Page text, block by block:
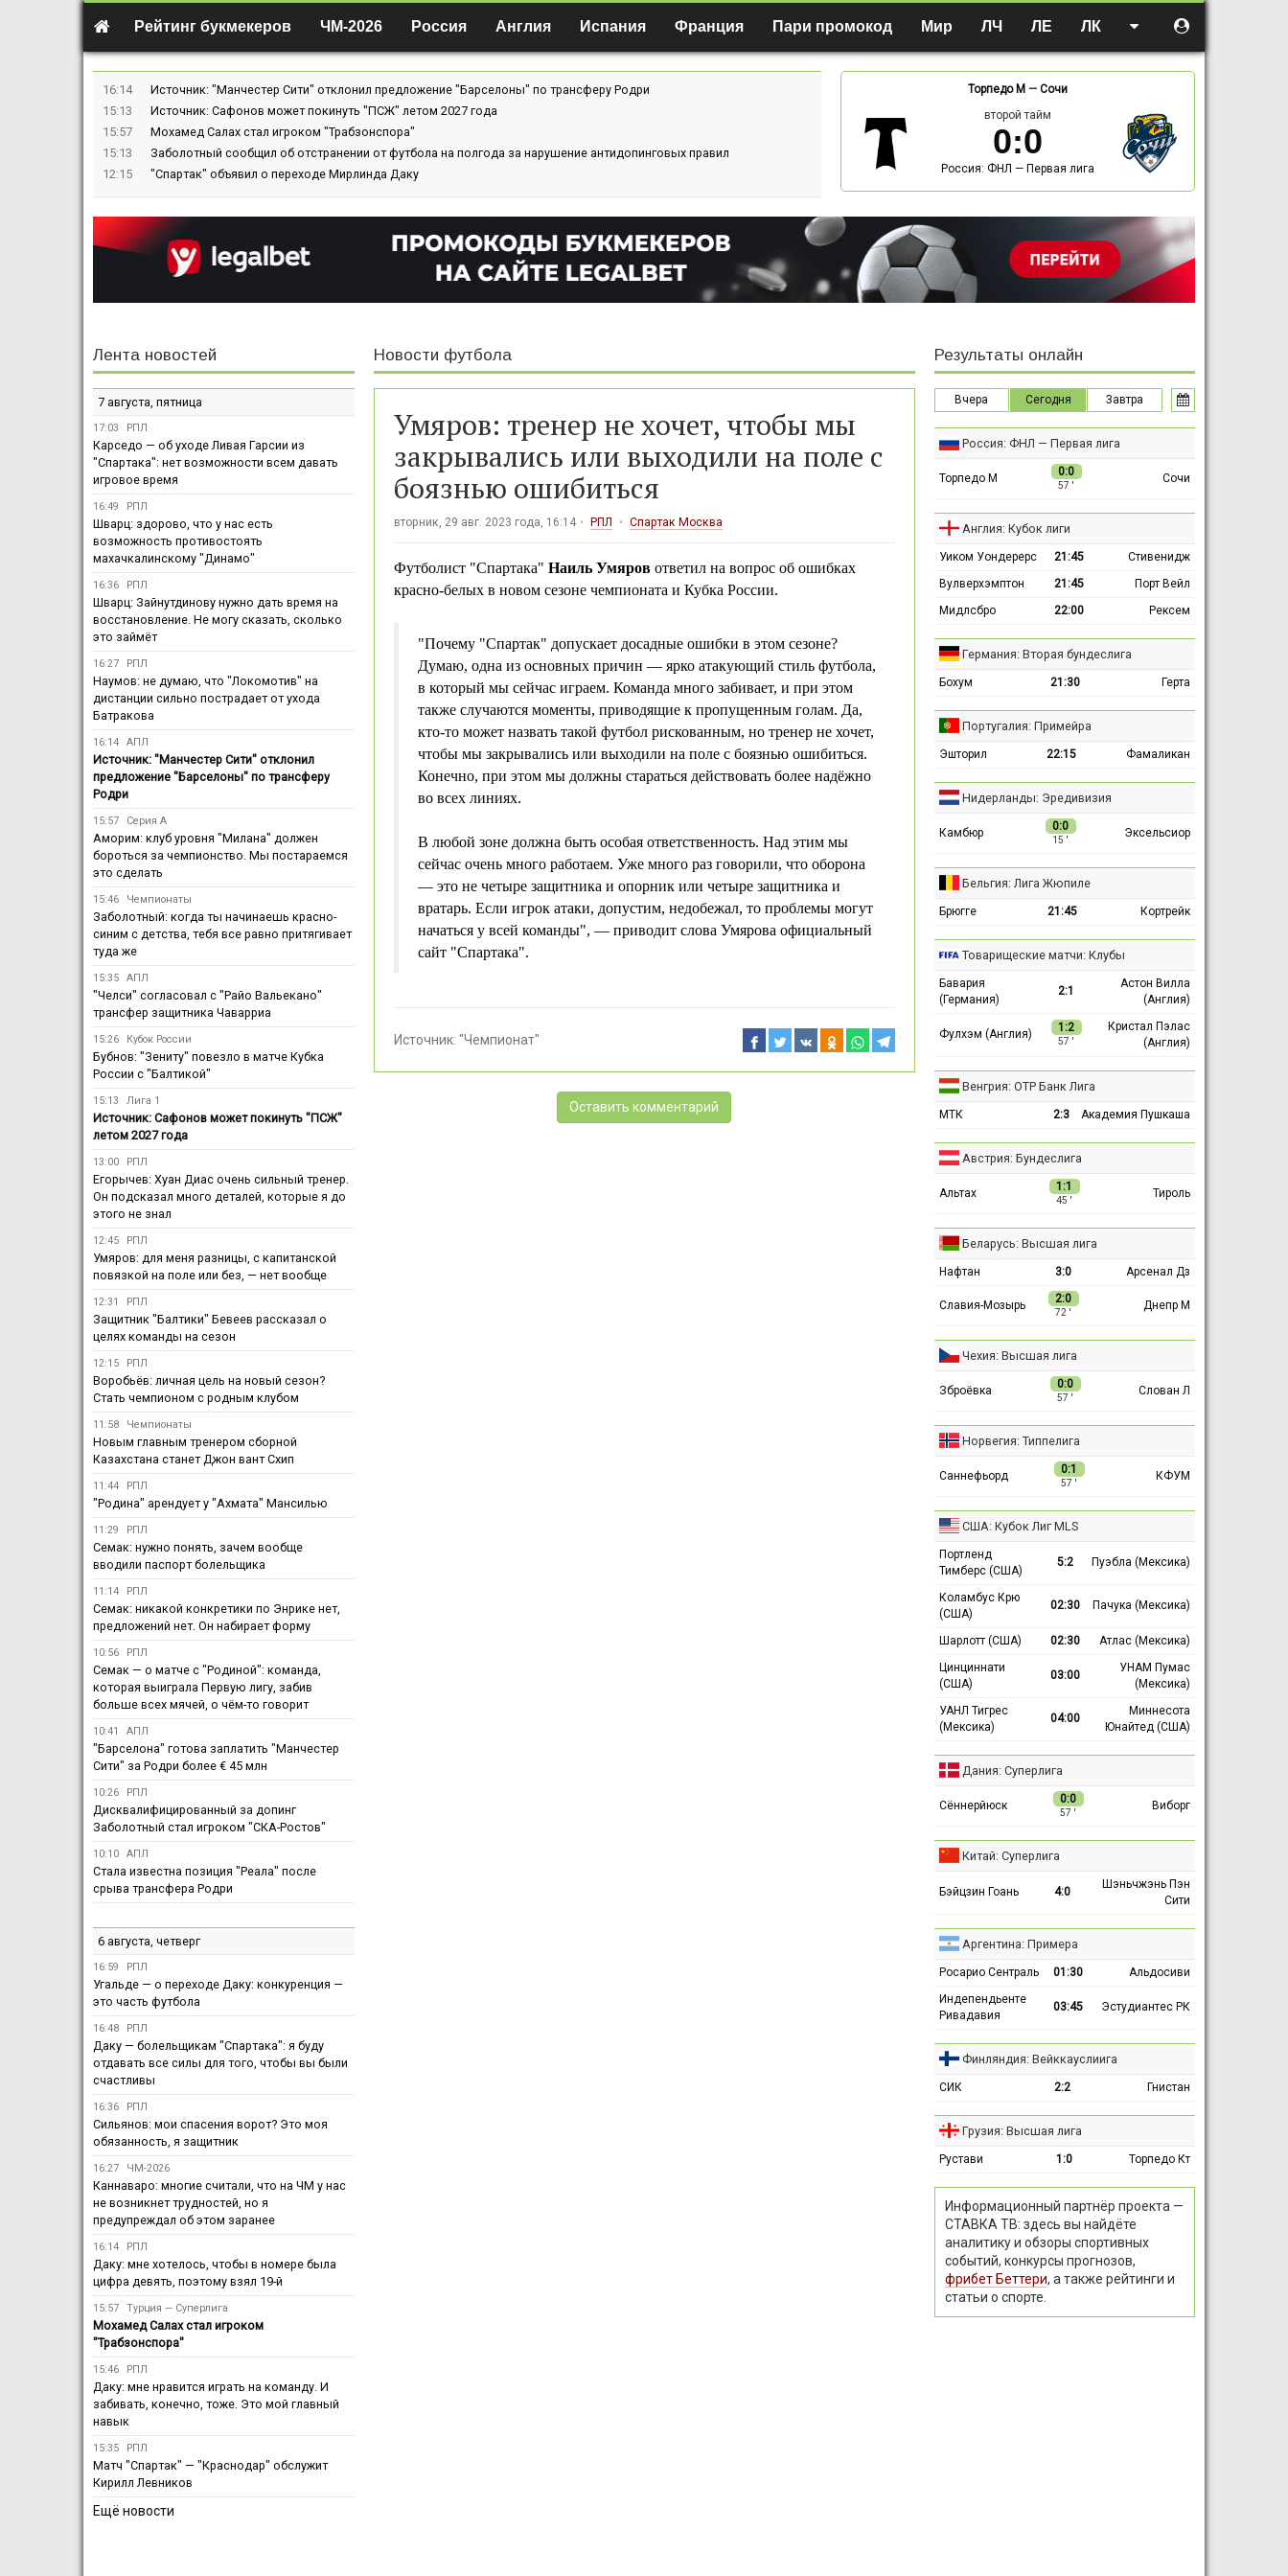
Рейтинг букмекеров ЧМ-2026 Россия Англия Испания Франция Пари промокод Мир ЛЧ ЛЕ ЛК
16:14
Источник: "Манчестер Сити" отклонил предложение "Барселоны" по трансферу Родри
15:13
Источник: Сафонов может покинуть "ПСЖ" летом 2027 года
15:57
Мохамед Салах стал игроком "Трабзонспора"
15:13
Заболотный сообщил об отстранении от футбола на полгода за нарушение антидопинговых правил
12:15
"Спартак" объявил о переходе Мирлинда Даку
Торпедо М — Сочи
второй тайм
0:0
Россия: ФНЛ — Первая лига
Новости футбола
Умяров: тренер не хочет, чтобы мы
закрывались или выходили на поле с
боязнью ошибиться
вторник, 29 авг. 2023 года, 16:14 РПЛ Спартак Москва
Футболист "Спартака" Наиль Умяровответил на вопрос об ошибках
красно-белых в новом сезоне чемпионата и Кубка России.
"Почему "Спартак" допускает досадные ошибки в этом сезоне?
Думаю, одна из основных причин — ярко атакующий стиль футбола,
в который мы сейчас играем. Команда много забивает, и при этом
также случаются моменты, приводящие к пропущенным голам. Да,
кто-то может назвать такой футбол рискованным, но тренер не хочет,
чтобы мы закрывались или выходили на поле с боязнью ошибиться.
Конечно, при этом мы должны стараться действовать более надёжно
во всех линиях.
В любой зоне должна быть особая ответственность. Над этим мы
сейчас очень много работаем. Уже много раз говорили, что оборона
— это не четыре защитника и опорник или четыре защитника и
вратарь. Если игрок атаки, допустим, недобежал, то проблемы могут
начаться у всей команды", — приводит слова Умярова официальный
сайт "Спартака".
Источник: "Чемпионат"
Оставить комментарий
Лента новостей
7 августа, пятница
17:03 РПЛ
Карседо — об уходе Ливая Гарсии из
"Спартака": нет возможности всем давать
игровое время
16:49 РПЛ
Шварц: здорово, что у нас есть
возможность противостоять
махачкалинскому "Динамо"
16:36 РПЛ
Шварц: Зайнутдинову нужно дать время на
восстановление. Не могу сказать, сколько
это займёт
16:27 РПЛ
Наумов: не думаю, что "Локомотив" на
дистанции сильно пострадает от ухода
Батракова
16:14 АПЛ
Источник: "Манчестер Сити" отклонил
предложение "Барселоны" по трансферу
Родри
15:57 Серия А
Аморим: клуб уровня "Милана" должен
бороться за чемпионство. Мы постараемся
это сделать
15:46 Чемпионаты
Заболотный: когда ты начинаешь красно-
синим с детства, тебя все равно притягивает
туда же
15:35 АПЛ
"Челси" согласовал с "Райо Вальекано"
трансфер защитника Чаварриа
15:26 Кубок России
Бубнов: "Зениту" повезло в матче Кубка
России с "Балтикой"
15:13 Лига 1
Источник: Сафонов может покинуть "ПСЖ"
летом 2027 года
13:00 РПЛ
Егорычев: Хуан Диас очень сильный тренер.
Он подсказал много деталей, которые я до
этого не знал
12:45 РПЛ
Умяров: для меня разницы, с капитанской
повязкой на поле или без, — нет вообще
12:31 РПЛ
Защитник "Балтики" Бевеев рассказал о
целях команды на сезон
12:15 РПЛ
Воробьёв: личная цель на новый сезон?
Стать чемпионом с родным клубом
11:58 Чемпионаты
Новым главным тренером сборной
Казахстана станет Джон вант Схип
11:44 РПЛ
"Родина" арендует у "Ахмата" Мансилью
11:29 РПЛ
Семак: нужно понять, зачем вообще
вводили паспорт болельщика
11:14 РПЛ
Семак: никакой конкретики по Энрике нет,
предложений нет. Он набирает форму
10:56 РПЛ
Семак — о матче с "Родиной": команда,
которая выиграла Первую лигу, забив
больше всех мячей, о чём-то говорит
10:41 АПЛ
"Барселона" готова заплатить "Манчестер
Сити" за Родри более € 45 млн
10:26 РПЛ
Дисквалифицированный за допинг
Заболотный стал игроком "СКА-Ростов"
10:10 АПЛ
Стала известна позиция "Реала" после
срыва трансфера Родри
6 августа, четверг
16:59 РПЛ
Угальде — о переходе Даку: конкуренция —
это часть футбола
16:48 РПЛ
Даку — болельщикам "Спартака": я буду
отдавать все силы для того, чтобы вы были
счастливы
16:36 РПЛ
Сильянов: мои спасения ворот? Это моя
обязанность, я защитник
16:27 ЧМ-2026
Каннаваро: многие считали, что на ЧМ у нас
не возникнет трудностей, но я
предупреждал об этом заранее
16:14 РПЛ
Даку: мне хотелось, чтобы в номере была
цифра девять, поэтому взял 19-й
15:57 Турция — Суперлига
Мохамед Салах стал игроком
"Трабзонспора"
15:46 РПЛ
Даку: мне нравится играть на команду. И
забивать, конечно, тоже. Это мой главный
навык
15:35 РПЛ
Матч "Спартак" — "Краснодар" обслужит
Кирилл Левников
Ещё новости
Результаты онлайн
Вчера Сегодня Завтра
Россия: ФНЛ — Первая лига
Торпедо М 0:0
57 ′
Сочи
Англия: Кубок лиги
Уиком Уондерерс 21:45
Стивенидж
Вулверхэмптон
21:45
Порт Вейл
Мидлсбро
22:00 Рексем
Германия: Вторая бундеслига
Бохум 21:30 Герта
Португалия: Примейра
Эшторил 22:15 Фамаликан
Нидерланды: Эредивизия
Камбюр 0:0
15 ′
Эксельсиор
Бельгия: Лига Жюпиле
Брюгге 21:45 Кортрейк
Товарищеские матчи: Клубы
Бавария
(Германия)
2:1
Астон Вилла
(Англия)
Фулхэм (Англия) 1:2
57 ′
Кристал Пэлас
(Англия)
Венгрия: ОТР Банк Лига
МТК 2:3 Академия Пушкаша
Австрия: Бундеслига
Альтах 1:1
45 ′
Тироль
Беларусь: Высшая лига
Нафтан 3:0 Арсенал Дз
Славия-Мозырь 2:0
72 ′
Днепр М
Чехия: Высшая лига
Зброёвка 0:0
57 ′
Слован Л
Норвегия: Типпелига
Саннефьорд 0:1
57 ′
КФУМ
США: Кубок Лиг MLS
Портленд
Тимберс (США)
5:2 Пуэбла (Мексика)
Коламбус Крю
(США)
02:30 Пачука (Мексика)
Шарлотт (США) 02:30
Атлас (Мексика)
Цинциннати
(США)
03:00
УНАМ Пумас
(Мексика)
УАНЛ Тигрес
(Мексика)
04:00
Миннесота
Юнайтед (США)
Дания: Суперлига
Сённерйюск 0:0
57 ′
Виборг
Китай: Суперлига
Бэйцзин Гоань 4:0
Шэньчжэнь Пэн
Сити
Аргентина: Примера
Росарио Сентраль 01:30
Альдосиви
Индепендьенте
Ривадавия
03:45 Эстудиантес РК
Финляндия: Вейккауслиига
СИК 2:2 Гнистан
Грузия: Высшая лига
Рустави 1:0 Торпедо Кт
Информационный партнёр проекта —
СТАВКА ТВ: здесь вы найдёте
аналитику и обзоры спортивных
событий, конкурсы прогнозов,
фрибет Беттери, а также рейтинги и
статьи о спорте.